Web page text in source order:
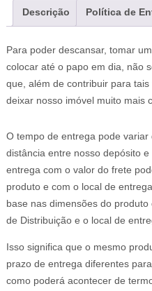
Descrição Política de
Para poder descansar, tomar
colocar até o papo em dia, não
que, além de contribuir para
deixar nosso imóvel muito mais
O tempo de entrega pode
distância entre nosso depósito
entrega com o valor do frete
produto e com o local de
base nas dimensões do
de Distribuição e o local de
Isso significa que o mesmo
prazo de entrega diferentes
como poderá acontecer de